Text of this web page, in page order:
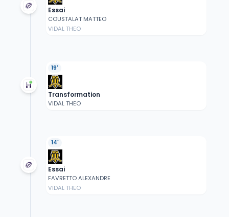
Essai
COUSTALAT MATTEO
VIDAL THEO
19'
Transformation
VIDAL THEO
14'
Essai
FAVRETTO ALEXANDRE
VIDAL THEO